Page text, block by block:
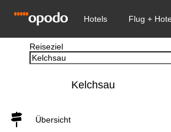
Reiseziel
Kelchsau
Übersicht